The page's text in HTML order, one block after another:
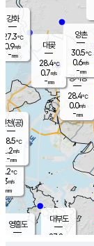
의도
℃
m/s
mm
영흥도
대부도
27.8
경서동
28.4℃
0.0m/s
-mm
대곶
28.4℃
0.7m/s
-mm
양촌
30.5℃
0.6m/s
-mm
강화
27.3℃
0.9m/s
-mm
인천(공)
28.5℃
1.2m/s
-mm